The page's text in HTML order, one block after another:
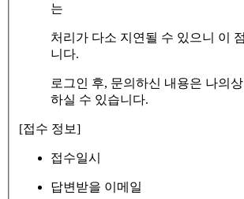
는
처리가 다소 지연될 수 있으니 이
니다.
로그인 후, 문의하신 내용은 나의
하실 수 있습니다.
[접수 정보]
접수일시
답변받을 이메일